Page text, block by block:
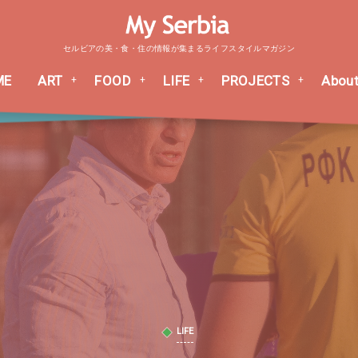
セルビアの美・食・住の情報が集まるライフスタイルマガジン
ART FOOD LIFE PROJECTS
LIFE